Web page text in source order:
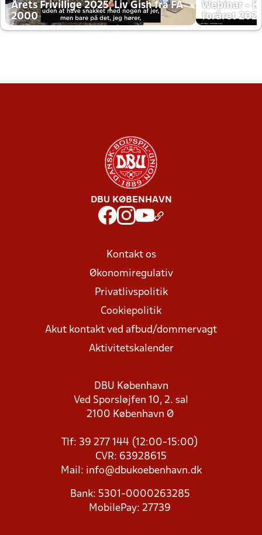
Årets Frivillige 2025, Liv Gish fra FA
2000
Webinar -
foråret
DBU KØBENHAVN
Kontakt os
Økonomiregulativ
Privatlivspolitik
Cookiepolitik
Akut kontakt ved afbud/dommervagt
Aktivitetskalender
DBU København
Ved Sporsløjfen 10, 2. sal
2100 København Ø
Tlf: 39 277 144 (12:00-15:00)
CVR: 63928615
Mail: info@dbukoebenhavn.dk
Bank: 5301-0000263285
MobilePay: 27739